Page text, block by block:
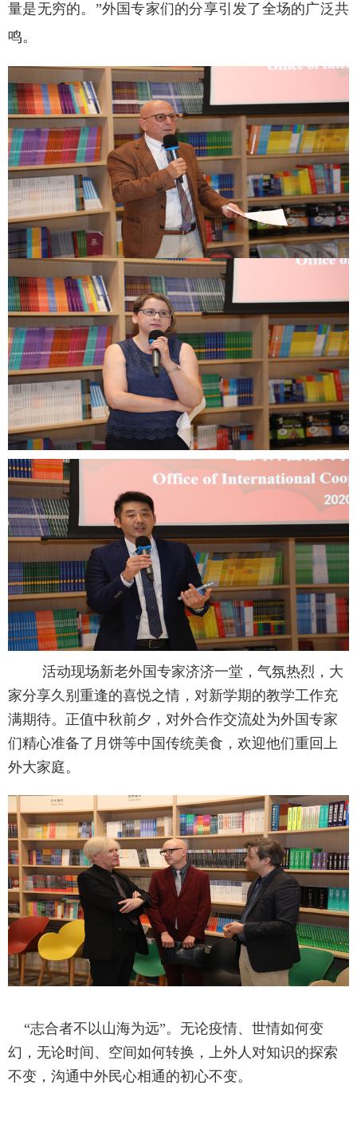
量是无穷的。”外国专家们的分享引发了全场的广泛共
鸣。
活动现场新老外国专家济济一堂，气氛热烈，大
家分享久别重逢的喜悦之情，对新学期的教学工作充
满期待。正值中秋前夕，对外合作交流处为外国专家
们精心准备了月饼等中国传统美食，欢迎他们重回上
外大家庭。
“志合者不以山海为远”。无论疫情、世情如何变
幻，无论时间、空间如何转换，上外人对知识的探索
不变，沟通中外民心相通的初心不变。